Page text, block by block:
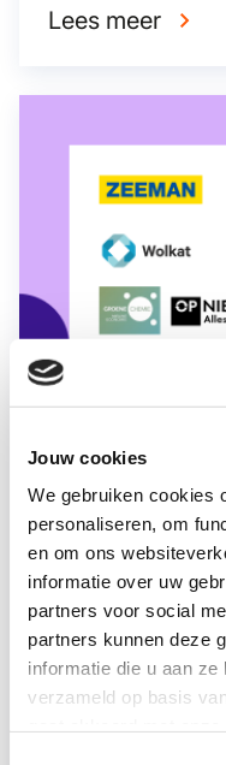
Jouw cookies
We gebruiken cookies
personaliseren, om
en om ons
informatie over uw
partners voor social
partners kunnen deze
informatie die u aan
verzameld op basis
Lees meer
Future Up
bedrijven
meer